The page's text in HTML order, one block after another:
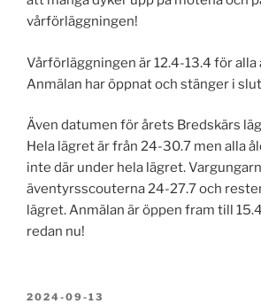
vårförläggningen!
Vårförläggningen är 12.4-13.4 för
Anmälan har öppnat och stänger i
Även datumen för årets Bredskärs
Hela lägret är från 24-30.7 men alla
inte där under hela lägret.
äventyrsscouterna 24-27.7 och
lägret. Anmälan är öppen fram till
redan nu!
PUBLICERAT
2024-09-13